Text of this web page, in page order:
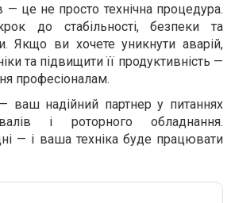
— це не просто технічна процедура.
до стабільності, безпеки та
Якщо ви хочете уникнути аварій,
та підвищити її продуктивність —
професіоналам.
надійний партнер у питаннях
і роторного обладнання.
— і ваша техніка буде працювати